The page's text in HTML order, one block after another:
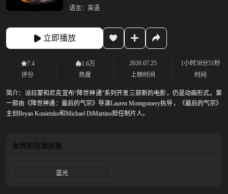
语言： 英语
立即播放
7.4
评分
1.6万
热度
2026.07.25
上映时间
1小时38分51秒
时间
简介： 派拉蒙和尼克宣布“降世神通”系列开发三部新的电影，仍是动画形式。第
一部由《降世神通：最后的气宗》导演Lauren Montgomery执导，《最后的气宗》
主创Bryan Konietzko和Michael DiMartino担任制片人。
金牌影院播放器
蓝光